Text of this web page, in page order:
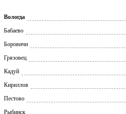
Вологда
Бабаево
Боровичи
Грязовец
Кадуй
Кириллов
Пестово
Рыбинск